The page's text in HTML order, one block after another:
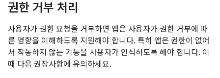
권한 거부 처리
사용자가 권한 요청을 거부하면 앱은 사용자가 권한 거부에 따
른 영향을 이해하도록 지원해야 합니다. 특히 앱은 권한이 없어
서 작동하지 않는 기능을 사용자가 인식하도록 해야 합니다. 이
때 다음 권장사항에 유의하세요.